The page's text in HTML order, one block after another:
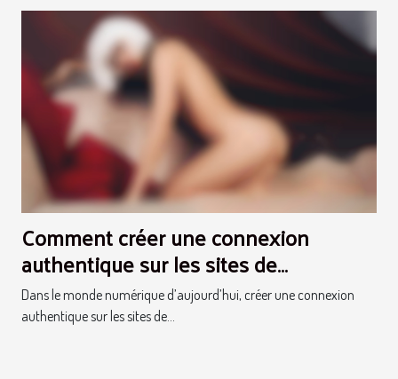
Comment créer une connexion
authentique sur les sites de
rencontres transgenres ?
Dans le monde numérique d’aujourd’hui, créer une connexion
authentique sur les sites de...